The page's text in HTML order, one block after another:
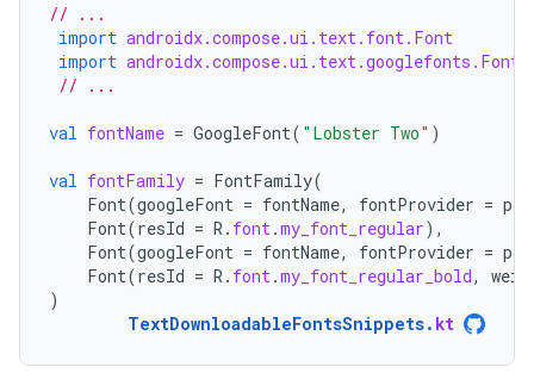
// ...
import androidx.compose.ui.text.font.Font
import androidx.compose.ui.text.googlefonts.Font
// ...
val fontName = GoogleFont( "Lobster Two" )
val fontFamily = FontFamily(
Font(googleFont = fontName, fontProvider =
Font(resId = R . font .my_font_regular),
Font(googleFont = fontName, fontProvider =
Font(resId = R . font .my_font_regular_bold,
)
TextDownloadableFontsSnippets. kt